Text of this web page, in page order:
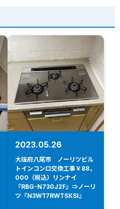
2023.05.26
大阪府八尾市 ノーリツビル
トインコンロ交換工事￥88，
000（税込）リンナイ
『RBG-N730J2F』⇒ノーリ
ツ『N3WT7RWTSKSI』